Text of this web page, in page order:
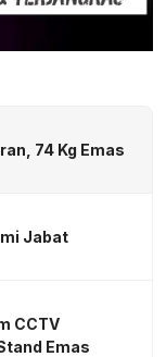
74 Kg Emas
Jabat
CCTV
Emas